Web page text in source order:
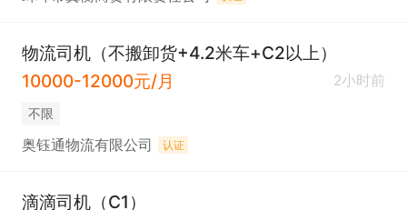
物流司机（不搬卸货+4.2米车+C2以上）
10000-12000元/月
2小时前
不限
奥钰通物流有限公司 认证
滴滴司机（C1）